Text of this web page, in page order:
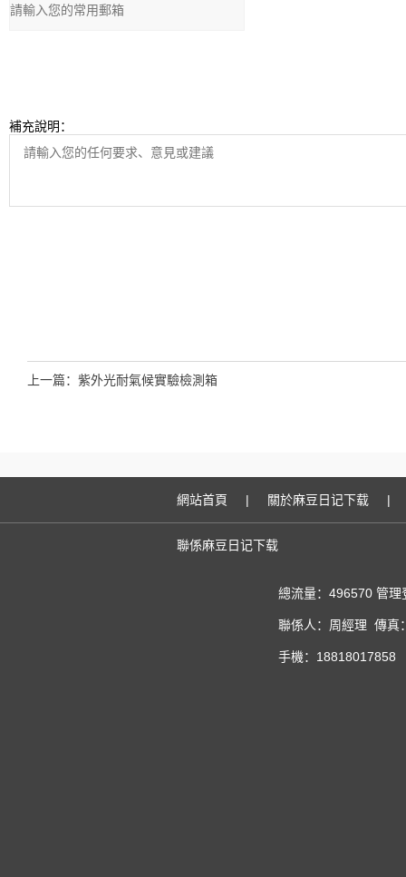
補充說明：
上一篇： 紫外光耐氣候實驗檢測箱
網站首頁 | 關於麻豆日记下载 |
聯係麻豆日记下载
總流量：496570 管理
聯係人：周經理 傳
手機：18818017858